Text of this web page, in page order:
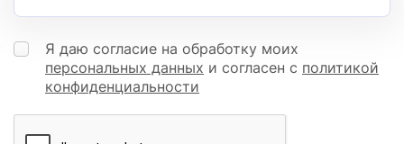
Я даю согласие на обработку моих
персональных данных и согласен с политикой
конфиденциальности